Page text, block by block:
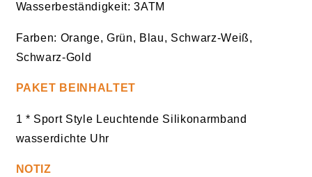
Wasserbeständigkeit: 3ATM
Farben: Orange, Grün, Blau, Schwarz-Weiß,
Schwarz-Gold
PAKET BEINHALTET
1 * Sport Style Leuchtende Silikonarmband
wasserdichte Uhr
NOTIZ